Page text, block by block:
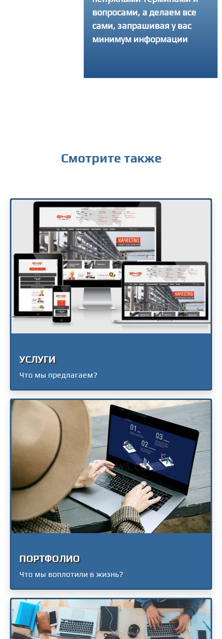
вопросами, а делаем все
сами, запрашивая у вас
минимум информации
Смотрите также
УСЛУГИ
Что мы предлагаем?
ПОРТФОЛИО
Что мы воплотили в жизнь?